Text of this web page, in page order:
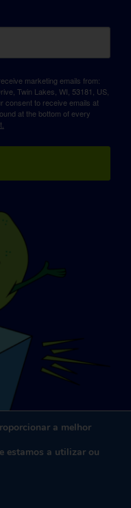
marketing emails from:
Twin Lakes, WI, 53181, US,
consent to receive emails at
at the bottom of every
a melhor
estamos a utilizar ou